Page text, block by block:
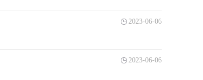
2023-06-06
2023-06-06